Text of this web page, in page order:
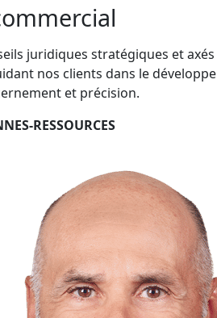
juridiques stratégiques et
nos clients dans le
et précision.
RESSOURCES